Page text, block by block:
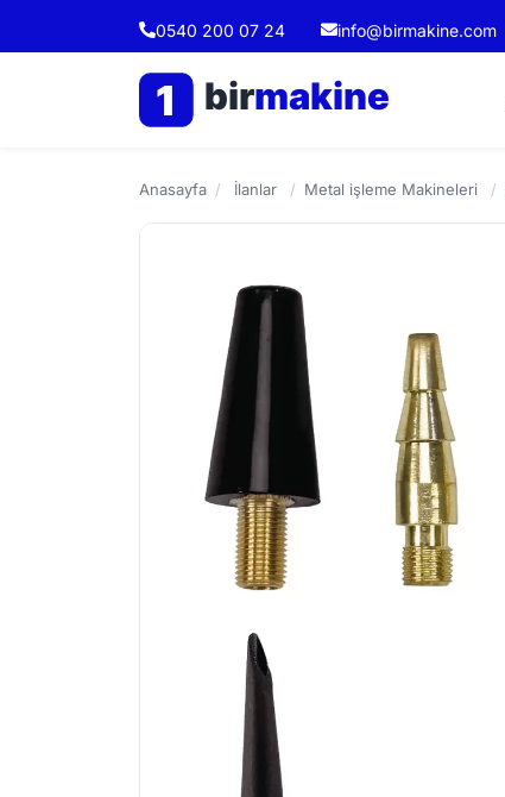
0540 200 07 24 info@birmakine.com
1 birmakine
Anasayfa / İlanlar / Metal işleme Makineleri /